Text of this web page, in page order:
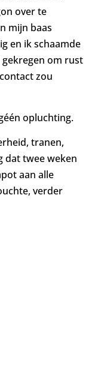
over te
mijn baas
en ik schaamde
gekregen om rust
zou
opluchting.
tranen,
dat twee weken
aan alle
verder